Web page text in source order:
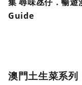
Guide
澳門土生菜系列